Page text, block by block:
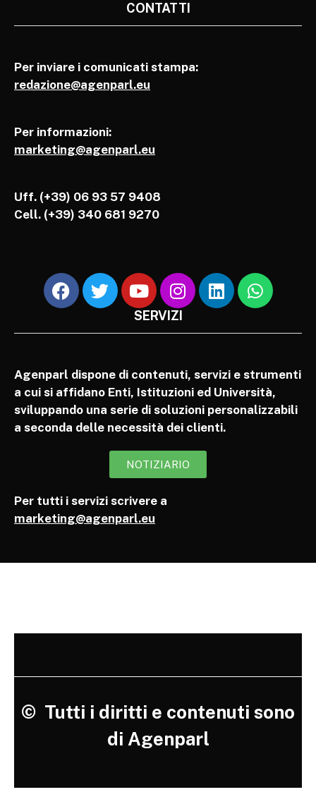
CONTATTI
Per inviare i comunicati stampa:
redazione@agenparl.eu
Per informazioni:
marketing@agenparl.eu
Uff. (+39) 06 93 57 9408
Cell. (+39) 340 681 9270
SERVIZI
Agenparl dispone di contenuti, servizi e strumenti
a cui si affidano Enti, Istituzioni ed Università,
sviluppando una serie di soluzioni personalizzabili
a seconda delle necessità dei clienti.
NOTIZIARIO
Per tutti i servizi scrivere a
marketing@agenparl.eu
© Tutti i diritti e contenuti sono
di Agenparl